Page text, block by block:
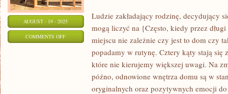
AUGUST - 19 - 2025
COMMENTS OFFON
ZAKŁADAJĄCY
Ludzie zakładający rodzinę, decydujący
mogą liczyć na {Często, kiedy przez
miejscu nie zależnie czy jest to dom czy
popadamy w rutynę. Cztery kąty stają się
które nie kierujemy większej uwagi. Na
późno, odnowione wnętrza domu są w
oryginalnych oraz pozytywnych emocji